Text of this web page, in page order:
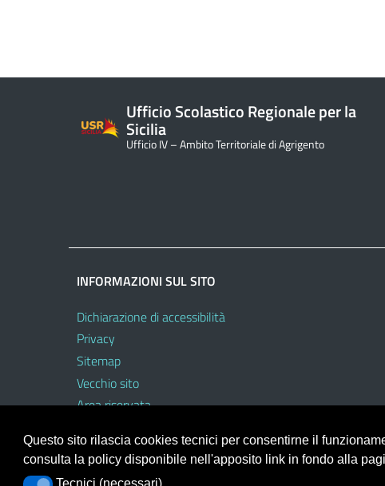
Ufficio Scolastico Regionale per la
Sicilia
Ufficio IV – Ambito Territoriale di Agrigento
INFORMAZIONI SUL SITO
Dichiarazione di accessibilità
Privacy
Sitemap
Vecchio sito
Area riservata
Portale realizzato con la piattaforma
Questo sito rilascia cookies tecnici per consentirne il
consulta la policy disponibile nell'apposito link in fondo alla
Tecnici (necessari)